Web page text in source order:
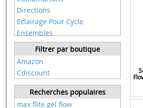
Eleglide
Elite
Endura
Enduro
Enduro Bearings
Engwe
Ergon
Eskute
Fafeicy
Directions
Eclairage Pour Cycle
Ensembles
Fixations
Gants
Garde-boue
Garçon
Genouillères
Graissage
Filtrer par boutique
Amazon
Cdiscount
Recherches populaires
max flite gel flow